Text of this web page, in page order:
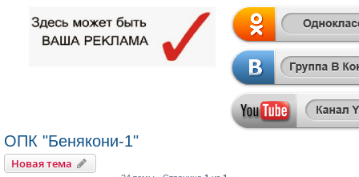
ОПК "Бенякони-1"
Новая тема